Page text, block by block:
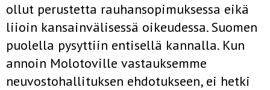
ollut perustetta rauhansopimuksessa eikä
liioin kansainvälisessä oikeudessa. Suomen
puolella pysyttiin entisellä kannalla. Kun
annoin Molotoville vastauksemme
neuvostohallituksen ehdotukseen, ei hetki